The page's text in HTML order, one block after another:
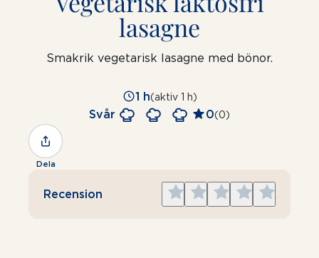
lasagne
Smakrik vegetarisk lasagne med bönor.
1 h(aktiv 1 h)
Svår 0(0)
Dela
Recension
Give
5
Give
4
Give
3
Give
2
Give
1